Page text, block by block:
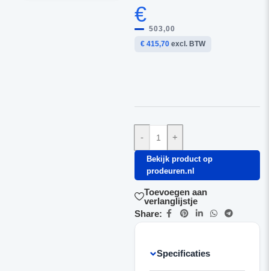
€
503,00
€ 415,70excl. BTW
- +
Bekijk product op
prodeuren.nl
Toevoegen aan
verlanglijstje
Share:
Specificaties